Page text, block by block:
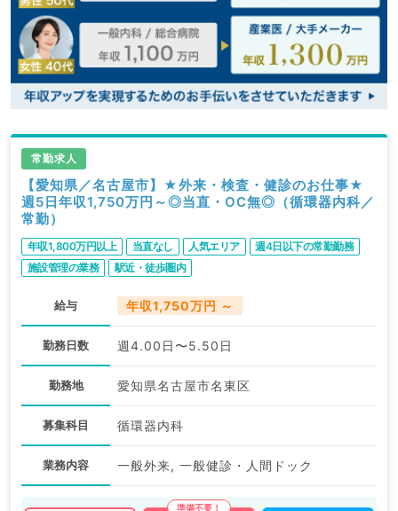
常勤求人
【愛知県／名古屋市】★外来・検査・健診のお仕事★
週5日年収1,750万円～◎当直・OC無◎（循環器内科／
常勤）
年収1,800万円以上 当直なし 人気エリア
週4日以下の常勤勤務
施設管理の業務
駅近・徒歩圏内
給与 年収1,750万円 ～
勤務日数 週4.00日〜5.50日
勤務地 愛知県名古屋市名東区
募集科目 循環器内科
業務内容 一般外来, 一般健診・人間ドック